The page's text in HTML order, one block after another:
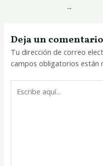
→
Deja un comentario
Tu dirección de correo
campos obligatorios están
aquí...